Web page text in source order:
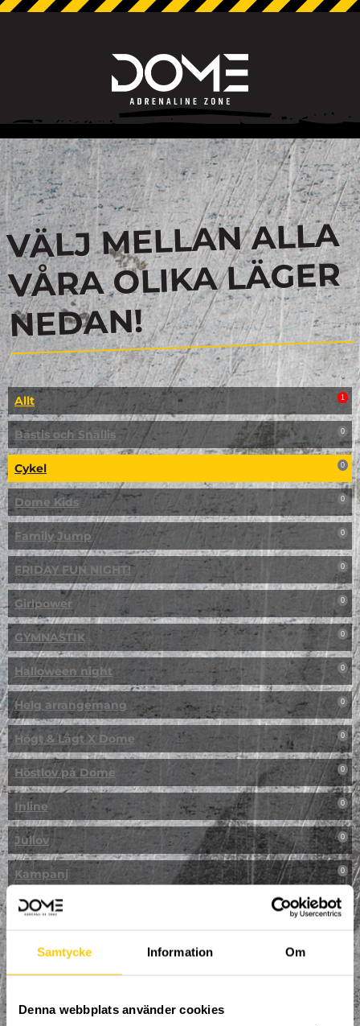
Samtycke Information Om
Denna webbplats använder cookies
VÄLJ MELLAN ALLA
VÅRA OLIKA LÄGER
NEDAN!
Allt 1
Bästis och Snällis 0
Cykel 0
Dome Kids 0
Family Jump 0
FRIDAY FUN NIGHT! 0
Girlpower 0
GYMNASTIK 0
Halloween night 0
Helg arrangemang 0
Högt & Lågt X Dome 0
Höstlov på Dome 0
Inline 0
Jullov 0
Kampanj 0
Kickbike 0
Klättring
LAN